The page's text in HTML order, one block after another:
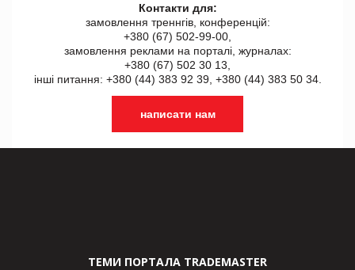
Контакти для:
замовлення треннгів, конференцій:
+380 (67) 502-99-00,
замовлення реклами на порталі, журналах:
+380 (67) 502 30 13,
інші питання: +380 (44) 383 92 39, +380 (44) 383 50 34.
написати нам
ТЕМИ ПОРТАЛА TRADEMASTER